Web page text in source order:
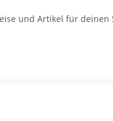
und Artikel für deinen